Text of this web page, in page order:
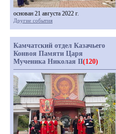
основан 21 августа 2022 г.
Другие события
Камчатский отдел Казачьего
Конвоя Памяти Царя
Мученика Николая II(120)